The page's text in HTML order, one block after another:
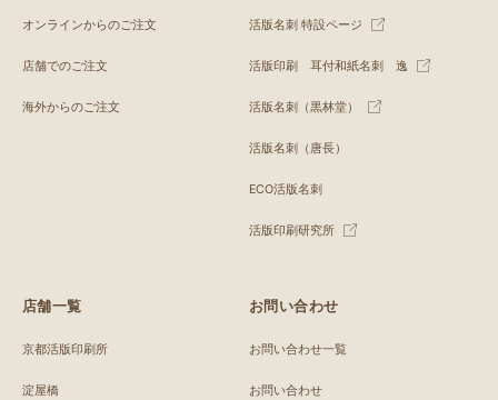
オンラインからのご注文
店舗でのご注文
海外からのご注文
活版名刺 特設ページ
活版印刷 耳付和紙名刺 逸
活版名刺（黒林堂）
活版名刺（唐長）
ECO活版名刺
活版印刷研究所
店舗一覧
京都活版印刷所
淀屋橋
お問い合わせ
お問い合わせ一覧
お問い合わせ